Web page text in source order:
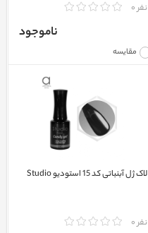
نفر 0
مقایسه
ناموجود
لاک ژل آبنباتی کد 15 استودیو Studio
نفر 0